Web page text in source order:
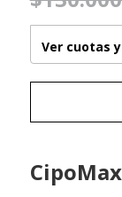
Ver cuotas